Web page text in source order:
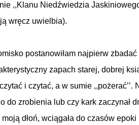
,,Klanu Niedźwiedzia
wręcz uwielbia).
postanowiłam najpierw zbadać
zapach starej, dobrej
i czytać, a w sumie ,,pożerać’’.
do zrobienia lub czy kark zaczynał
dłoń, wciągała do czasów